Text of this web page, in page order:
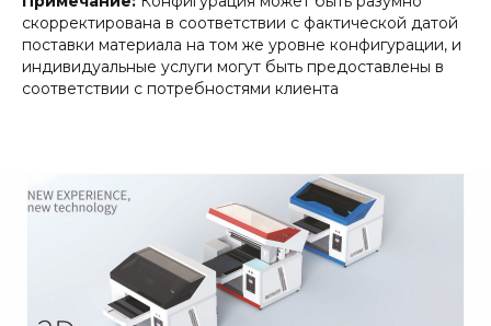
скорректирована в соответствии с фактической датой
поставки материала на том же уровне конфигурации, и
индивидуальные услуги могут быть предоставлены в
соответствии с потребностями клиента